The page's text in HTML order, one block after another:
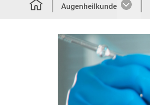
Augenheilkunde